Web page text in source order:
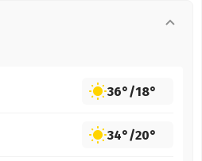
36°/18°
34°/20°